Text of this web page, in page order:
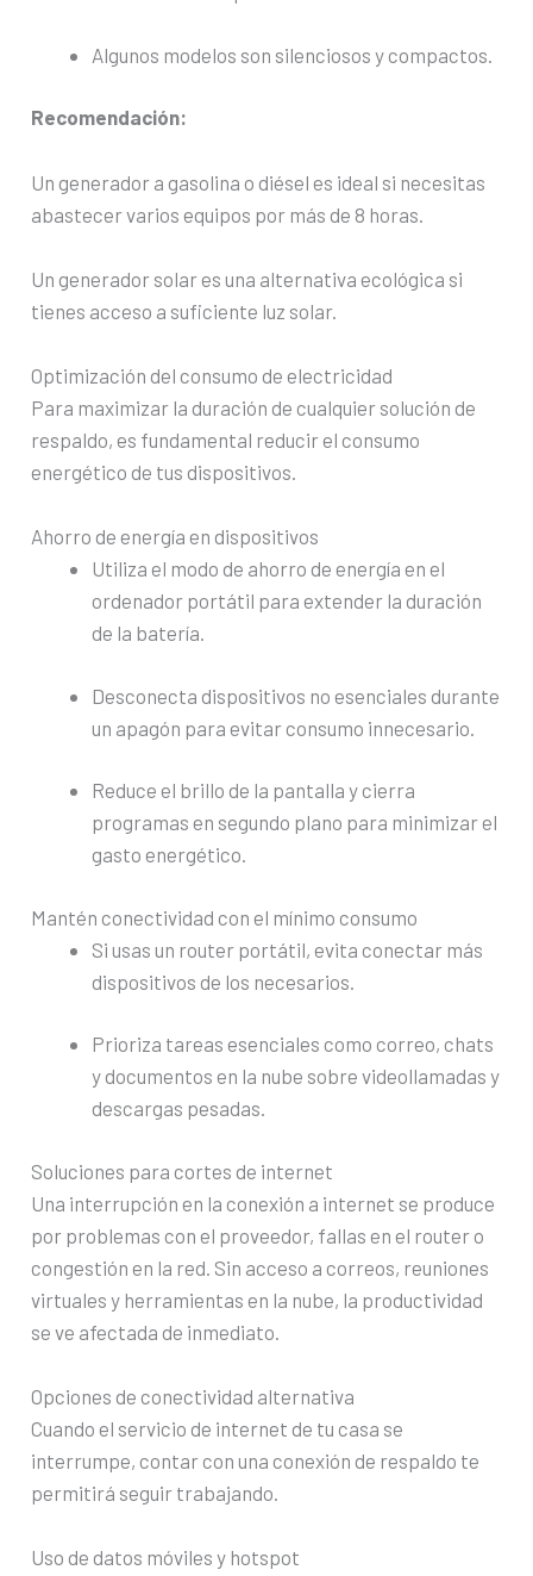
Algunos modelos son silenciosos y compactos.
Recomendación:
Un generador a gasolina o diésel es ideal si necesitas
abastecer varios equipos por más de 8 horas.
Un generador solar es una alternativa ecológica si
tienes acceso a suficiente luz solar.
Optimización del consumo de electricidad
Para maximizar la duración de cualquier solución de
respaldo, es fundamental reducir el consumo
energético de tus dispositivos.
Ahorro de energía en dispositivos
Utiliza el modo de ahorro de energía en el
ordenador portátil para extender la duración
de la batería.
Desconecta dispositivos no esenciales durante
un apagón para evitar consumo innecesario.
Reduce el brillo de la pantalla y cierra
programas en segundo plano para minimizar el
gasto energético.
Mantén conectividad con el mínimo consumo
Si usas un router portátil, evita conectar más
dispositivos de los necesarios.
Prioriza tareas esenciales como correo, chats
y documentos en la nube sobre videollamadas y
descargas pesadas.
Soluciones para cortes de internet
Una interrupción en la conexión a internet se produce
por problemas con el proveedor, fallas en el router o
congestión en la red. Sin acceso a correos, reuniones
virtuales y herramientas en la nube, la productividad
se ve afectada de inmediato.
Opciones de conectividad alternativa
Cuando el servicio de internet de tu casa se
interrumpe, contar con una conexión de respaldo te
permitirá seguir trabajando.
Uso de datos móviles y hotspot